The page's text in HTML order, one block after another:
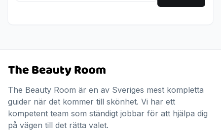
The Beauty Room är en av Sveriges mest kompletta
guider när det kommer till skönhet. Vi har ett
kompetent team som ständigt jobbar för att hjälpa dig
på vägen till det rätta valet.